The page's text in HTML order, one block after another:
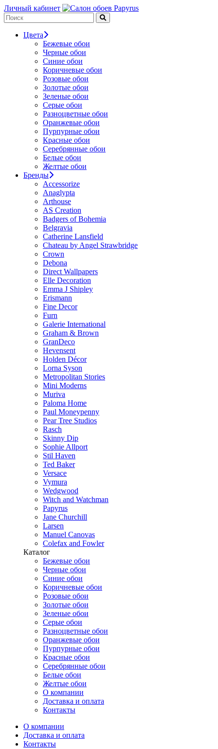
Личный кабинет
Цвета
Бежевые обои
Черные обои
Синие обои
Коричневые обои
Розовые обои
Золотые обои
Зеленые обои
Серые обои
Разноцветные обои
Оранжевые обои
Пурпурные обои
Красные обои
Серебрянные обои
Белые обои
Желтые обои
Бренды
Accessorize
Anaglypta
Arthouse
AS Creation
Badgers of Bohemia
Belgravia
Catherine Lansfield
Chateau by Angel Strawbridge
Crown
Debona
Direct Wallpapers
Elle Decoration
Emma J Shipley
Erismann
Fine Decor
Furn
Galerie International
Graham & Brown
GranDeco
Hevensent
Holden Décor
Lorna Syson
Metropolitan Stories
Mini Moderns
Muriva
Paloma Home
Paul Moneypenny
Pear Tree Studios
Rasch
Skinny Dip
Sophie Allport
Stil Haven
Ted Baker
Versace
Vymura
Wedgwood
Witch and Watchman
Papyrus
Jane Churchill
Larsen
Manuel Canovas
Colefax and Fowler
Каталог
Бежевые обои
Черные обои
Синие обои
Коричневые обои
Розовые обои
Золотые обои
Зеленые обои
Серые обои
Разноцветные обои
Оранжевые обои
Пурпурные обои
Красные обои
Серебрянные обои
Белые обои
Желтые обои
О компании
Доставка и оплата
Контакты
О компании
Доставка и оплата
Контакты